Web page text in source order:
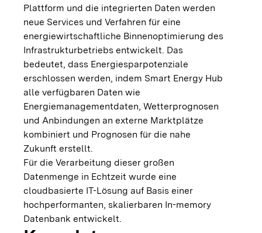
Plattform und die integrierten Daten werden
neue Services und Verfahren für eine
energiewirtschaftliche Binnenoptimierung des
Infrastrukturbetriebs entwickelt. Das
bedeutet, dass Energiesparpotenziale
erschlossen werden, indem Smart Energy Hub
alle verfügbaren Daten wie
Energiemanagementdaten, Wetterprognosen
und Anbindungen an externe Marktplätze
kombiniert und Prognosen für die nahe
Zukunft erstellt.
Für die Verarbeitung dieser großen
Datenmenge in Echtzeit wurde eine
cloudbasierte IT-Lösung auf Basis einer
hochperformanten, skalierbaren In-memory
Datenbank entwickelt.